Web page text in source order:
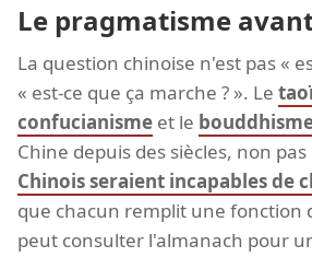
Le pragmatisme
La question chinoise n'est pas «
« est-ce que ça marche ? ». Le
confucianisme et le
Chine depuis des siècles, non
Chinois seraient incapables de
que chacun remplit une fonction
peut consulter l'almanach pour